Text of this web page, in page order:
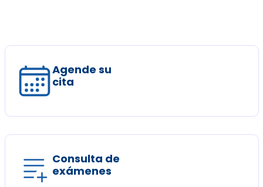
Agende su
cita
Consulta de
exámenes